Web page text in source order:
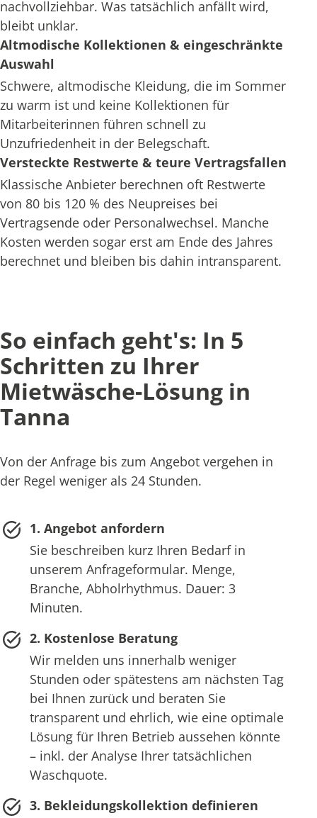
nachvollziehbar. Was tatsächlich anfällt wird,
bleibt unklar.
Altmodische Kollektionen & eingeschränkte
Auswahl
Schwere, altmodische Kleidung, die im Sommer
zu warm ist und keine Kollektionen für
Mitarbeiterinnen führen schnell zu
Unzufriedenheit in der Belegschaft.
Versteckte Restwerte & teure Vertragsfallen
Klassische Anbieter berechnen oft Restwerte
von 80 bis 120 % des Neupreises bei
Vertragsende oder Personalwechsel. Manche
Kosten werden sogar erst am Ende des Jahres
berechnet und bleiben bis dahin intransparent.
So einfach geht's: In 5
Schritten zu Ihrer
Mietwäsche-Lösung in
Tanna
Von der Anfrage bis zum Angebot vergehen in
der Regel weniger als 24 Stunden.
1. Angebot anfordern
Sie beschreiben kurz Ihren Bedarf in
unserem Anfrageformular. Menge,
Branche, Abholrhythmus. Dauer: 3
Minuten.
2. Kostenlose Beratung
Wir melden uns innerhalb weniger
Stunden oder spätestens am nächsten Tag
bei Ihnen zurück und beraten Sie
transparent und ehrlich, wie eine optimale
Lösung für Ihren Betrieb aussehen könnte
– inkl. der Analyse Ihrer tatsächlichen
Waschquote.
3. Bekleidungskollektion definieren